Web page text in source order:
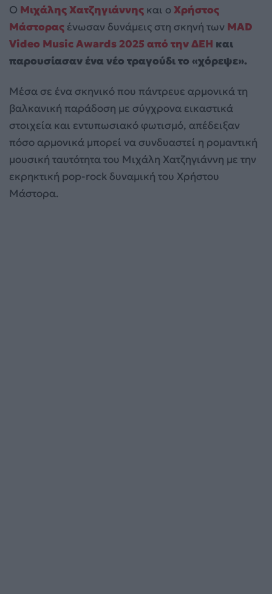
Ο Μιχάλης Χατζηγιάννης και οΧρήστος
Μάστορας ένωσαν δυνάμεις στη σκηνή των MAD
Video Music Awards 2025 από την ΔΕΗ και
παρουσίασαν ένα νέο τραγούδι το «χόρεψε».
Μέσα σε ένα σκηνικό που πάντρευε αρμονικά τη
βαλκανική παράδοση με σύγχρονα εικαστικά
στοιχεία και εντυπωσιακό φωτισμό, απέδειξαν
πόσο αρμονικά μπορεί να συνδυαστεί η ρομαντική
μουσική ταυτότητα του Μιχάλη Χατζηγιάννη με την
εκρηκτική pop-rock δυναμική του Χρήστου
Μάστορα.